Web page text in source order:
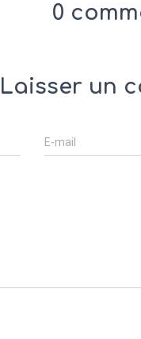
0
Laisser un
E-mail